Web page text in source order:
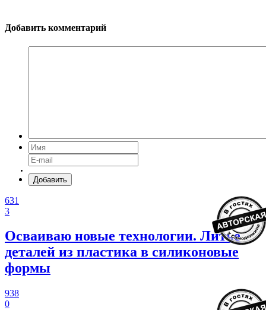
Добавить комментарий
Добавить
631
3
Осваиваю новые технологии. Литье
деталей из пластика в силиконовые
формы
938
0